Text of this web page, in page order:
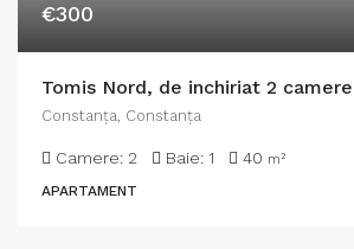
€300
Constanţa, Constanța
Camere: 2 Baie: 1 40 m²
APARTAMENT